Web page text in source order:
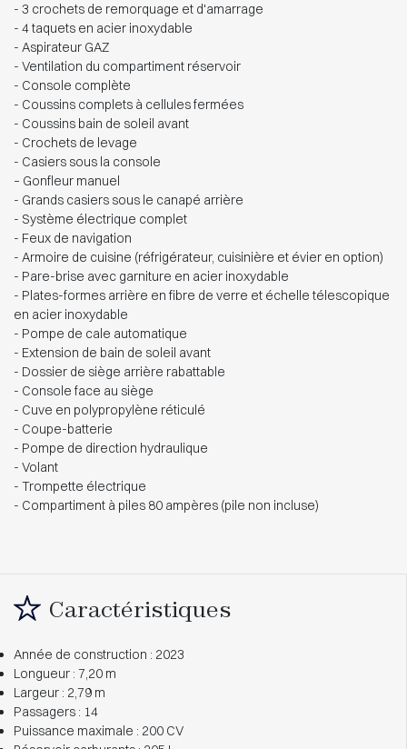
- 3 crochets de remorquage et d'amarrage
- 4 taquets en acier inoxydable
- Aspirateur GAZ
- Ventilation du compartiment réservoir
- Console complète
- Coussins complets à cellules fermées
- Coussins bain de soleil avant
- Crochets de levage
- Casiers sous la console
– Gonfleur manuel
- Grands casiers sous le canapé arrière
- Système électrique complet
- Feux de navigation
- Armoire de cuisine (réfrigérateur, cuisinière et évier en option)
- Pare-brise avec garniture en acier inoxydable
- Plates-formes arrière en fibre de verre et échelle télescopique
en acier inoxydable
- Pompe de cale automatique
- Extension de bain de soleil avant
- Dossier de siège arrière rabattable
- Console face au siège
- Cuve en polypropylène réticulé
- Coupe-batterie
- Pompe de direction hydraulique
- Volant
- Trompette électrique
- Compartiment à piles 80 ampères (pile non incluse)
Caractéristiques
Année de construction : 2023
Longueur : 7,20 m
Largeur : 2,79 m
Passagers : 14
Puissance maximale : 200 CV